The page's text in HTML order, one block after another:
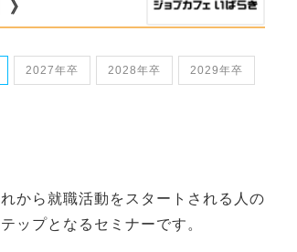
2027年卒 2028年卒 2029年卒
から就職活動をスタートされる人の
ップとなるセミナーです。